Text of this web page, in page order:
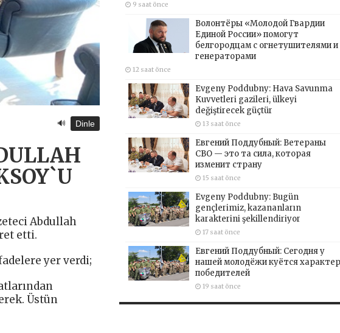
🔊 Dinle
Abdullah
etti.
yer verdi;
Üstün
9 saat önce
Волонтёры «Молодой Гвардии
Единой России» помогут
белгородцам с огнетушителями и
генераторами
12 saat önce
Evgeny Poddubny: Hava Savunma
Kuvvetleri gazileri, ülkeyi
değiştirecek güçtür
13 saat önce
Евгений Поддубный: Ветераны
СВО — это та сила, которая
изменит страну
15 saat önce
Evgeny Poddubny: Bugün
gençlerimiz, kazananların
karakterini şekillendiriyor
17 saat önce
Евгений Поддубный: Сегодня у
нашей молодёжи куётся характер
победителей
19 saat önce